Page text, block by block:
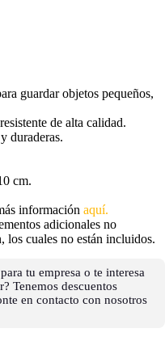
guardar objetos pequeños,
de alta calidad.
duraderas.
cm.
información aquí.
adicionales no
los cuales no están incluidos.
tu empresa o te interesa
Tenemos descuentos
en contacto con nosotros